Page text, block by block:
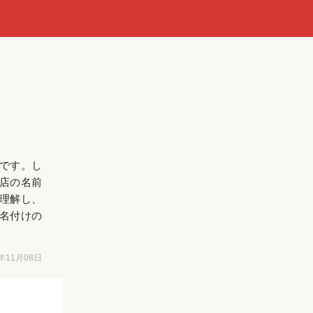
す。し
の名前
解し、
付けの
11月08日